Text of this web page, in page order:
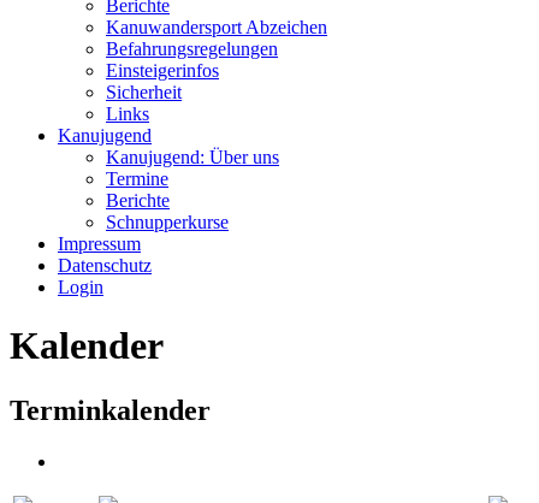
Berichte
Kanuwandersport Abzeichen
Befahrungsregelungen
Einsteigerinfos
Sicherheit
Links
Kanujugend
Kanujugend: Über uns
Termine
Berichte
Schnupperkurse
Impressum
Datenschutz
Login
Kalender
Terminkalender